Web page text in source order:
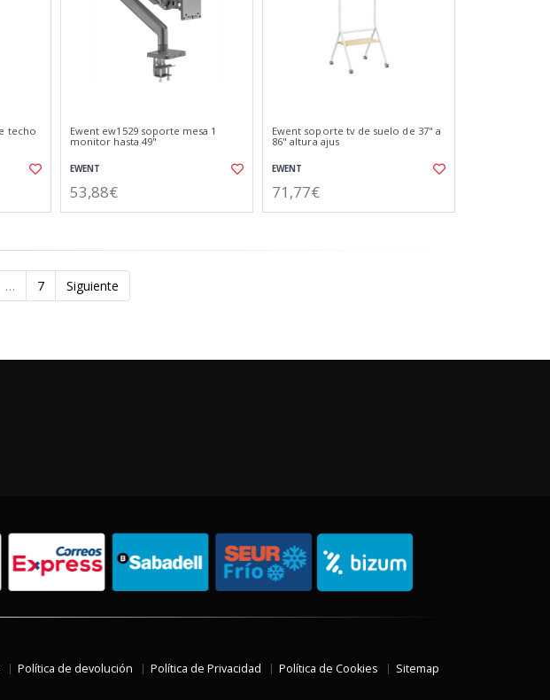
techo
Ewent ew1529 soporte mesa 1
monitor hasta 49"
EWENT
53,88€
Ewent soporte tv de suelo de 37" a
86" altura ajus
EWENT
71,77€
… 7 Siguiente
Política de devolución Política de Privacidad Política de Cookies Sitemap